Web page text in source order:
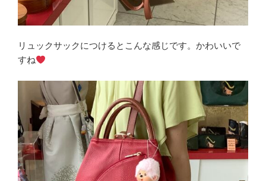
リュックサックにつけるとこんな感じです。かわいいで
すね